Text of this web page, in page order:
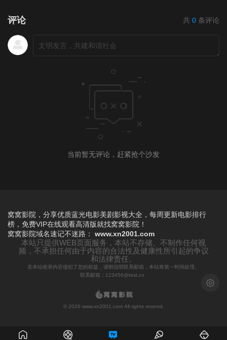
评论 共 0 条评论
当前暂无评论，赶紧抢个沙发
浅色模
窝窝影院，分享优质蓝光电影美剧影视大全，每周更新电影排行
榜，免费VIP在线观看高清版就找窝窝影院！
窝窝影院域名速记不迷路： www.xn2001.com
本站只提供WEB页面服务，本站不存储、不制作任何视
频，不承担任何由于内容的合法性及健康性所引起的争议
和法律责任。
若本站收录内容侵犯了您的权益，请附说明联系邮箱，本站将第一时间处理。
联系邮箱：123456@test.cn
© 2026 www.xn2001.com All rights reservd.